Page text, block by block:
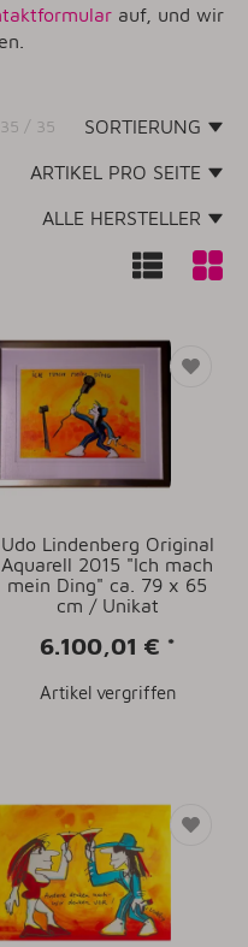
auf, und wir
/ 35 SORTIERUNG
ARTIKEL PRO SEITE
ALLE HERSTELLER
Udo Lindenberg Original
Aquarell 2015 "Ich mach
mein Ding" ca. 79 x 65
cm / Unikat
6.100,01 € *
Artikel vergriffen